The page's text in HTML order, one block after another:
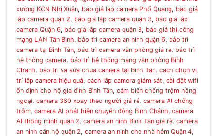
xưởng KCN Nhị Xuân, báo giá lắp camera Phổ Quang, báo giá
lắp camera quận 2, báo giá lắp camera quận 3, báo giá lắp
camera Quận 6, báo giá lắp camera quận 8, báo giá thi công
mạng LAN Tân Bình, bảo trì camera an ninh quận 6, bảo trì
camera tại Bình Tân, bảo trì camera văn phòng giá rẻ, bảo trì
hệ thống camera, bảo trì hệ thống mạng văn phòng Bình
Chánh, bảo trì và sửa chữa camera tại Bình Tân,cách chọn vị
trí lắp camera hiệu quả,cách lắp camera giám sát,cài đặt wifi
ổn định cho hộ gia đình Bình Tân,cảm biến chống trộm hồng
ngoại,camera 360 xoay theo người giá rẻ,camera AI chống
trộm,camera AI phát hiện chuyển động Bình Chánh,camera
AI thông minh quận 2,camera an ninh Bình Tân giá rẻ,camera
an ninh căn hộ quận 2,camera an ninh cho nhà hẻm Quận 4,